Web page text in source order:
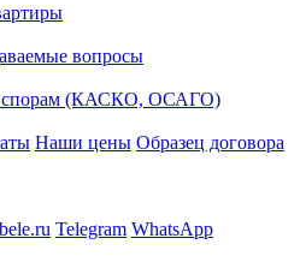
вопросы
спорам (КАСКО, ОСАГО)
Наши цены Образец договора
Telegram WhatsApp